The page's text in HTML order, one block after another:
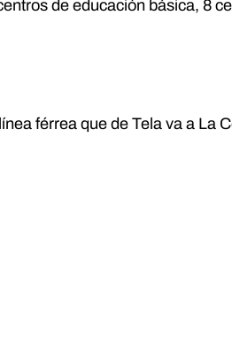
de educación básica, 8
férrea que de Tela va a La